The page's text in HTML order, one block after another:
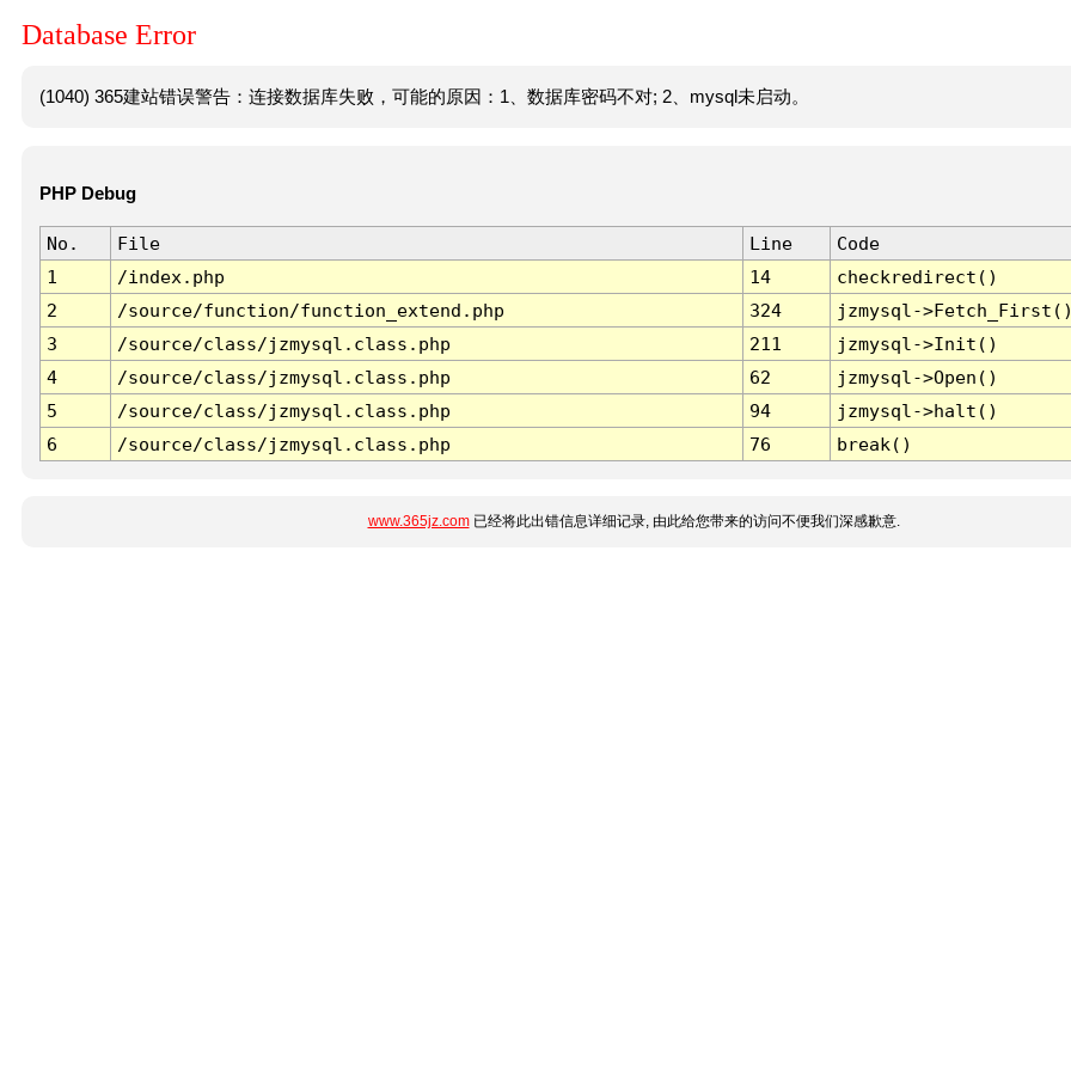
Database Error
(1040) 365建站错误警告：连接数据库失败，可能的原因：1、数据库密码不对; 2、mysql未启动。
PHP Debug
No. File Line
Code
1
/index.php 14
checkredirect()
2
/source/function/function_extend.php 324
jzmysql-
3
/source/class/jzmysql.class.php 211
jzmysql->Init()
4
/source/class/jzmysql.class.php 62
jzmysql->Open()
5
/source/class/jzmysql.class.php 94
jzmysql->halt()
6
/source/class/jzmysql.class.php 76 break()
www.365jz.com已经将此出错信息详细记录, 由此给您带来的访问不便我们深感歉意.